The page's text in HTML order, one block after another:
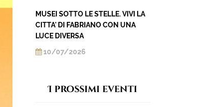
MUSEI SOTTO LE STELLE. VIVI LA
CITTA' DI FABRIANO CON UNA
LUCE DIVERSA
10/07/2026
I prossimi eventi